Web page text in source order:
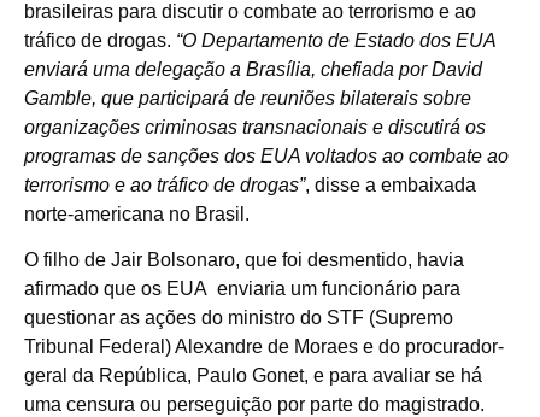
brasileiras para discutir o combate ao terrorismo e ao
tráfico de drogas. “O Departamento de Estado dos EUA
enviará uma delegação a Brasília, chefiada por David
Gamble, que participará de reuniões bilaterais sobre
organizações criminosas transnacionais e discutirá os
programas de sanções dos EUA voltados ao combate ao
terrorismo e ao tráfico de drogas”, disse a embaixada
norte-americana no Brasil.
O filho de Jair Bolsonaro, que foi desmentido, havia
afirmado que os EUA enviaria um funcionário para
questionar as ações do ministro do STF (Supremo
Tribunal Federal) Alexandre de Moraes e do procurador-
geral da República, Paulo Gonet, e para avaliar se há
uma censura ou perseguição por parte do magistrado.